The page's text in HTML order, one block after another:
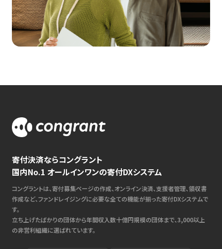
寄付決済ならコングラント
国内No.1 オールインワンの寄付DXシステム
コングラントは、寄付募集ページの作成、オンライン決済、支援者管理、領収書
作成など、ファンドレイジングに必要な全ての機能が揃った寄付DXシステムで
す。
立ち上げたばかりの団体から年間収入数十億円規模の団体まで、3,000以上
の非営利組織に選ばれています。